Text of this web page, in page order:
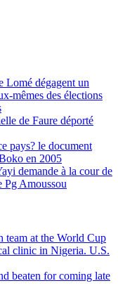
Lomé dégagent un
mêmes des élections
de Faure déporté
pays? le document
en 2005
demande à la cour de
Pg Amoussou
team at the World Cup
clinic in Nigeria. U.S.
beaten for coming late